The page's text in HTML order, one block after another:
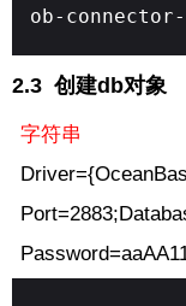
ob-
2.3 创建db对象
字符串